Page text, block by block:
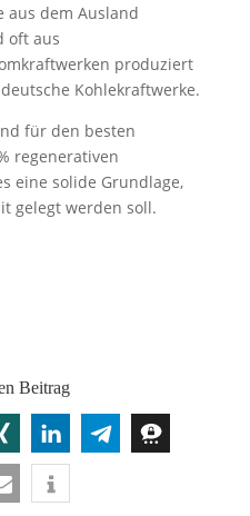
aus dem Ausland
oft aus
produziert
Kohlekraftwerke.
für den besten
regenerativen
eine solide Grundlage,
gelegt werden soll.
Beitrag